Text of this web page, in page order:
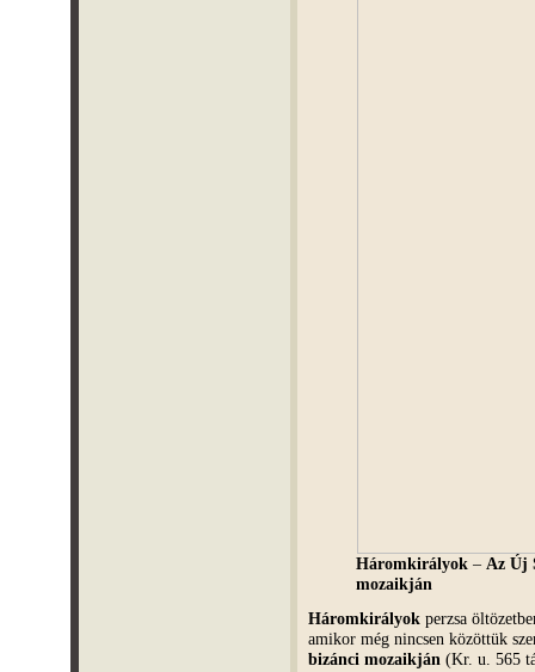
Háromkirályok – Az Új
mozaikján
Háromkirályok perzsa
amikor még nincsen közöttük
bizánci mozaikján (Kr. u. 565